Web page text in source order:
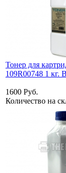
Тонер для
109R00748 1 кг.
1600 Руб.
Количество на